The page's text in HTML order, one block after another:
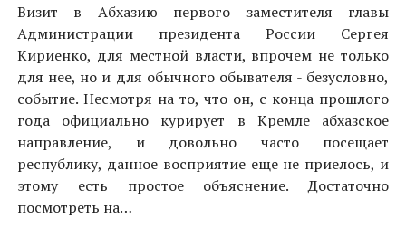
Визит в Абхазию первого заместителя главы
Администрации президента России Сергея
Кириенко, для местной власти, впрочем не только
для нее, но и для обычного обывателя - безусловно,
событие. Несмотря на то, что он, с конца прошлого
года официально курирует в Кремле абхазское
направление, и довольно часто посещает
республику, данное восприятие еще не приелось, и
этому есть простое объяснение. Достаточно
посмотреть на…